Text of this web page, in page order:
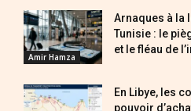
Amir Hamza
Arnaques à la
Tunisie : le
et le fléau de
En Libye, les
pouvoir